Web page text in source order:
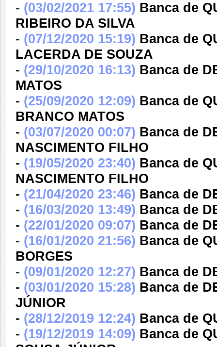
- (03/02/2021 17:55) Banca de
RIBEIRO DA SILVA
- (07/12/2020 15:19) Banca de
LACERDA DE SOUZA
- (29/10/2020 16:13) Banca de
MATOS
- (25/09/2020 12:09) Banca de
BRANCO MATOS
- (03/07/2020 00:07) Banca de
NASCIMENTO FILHO
- (19/05/2020 23:40) Banca de
NASCIMENTO FILHO
- (21/04/2020 23:46) Banca de
- (16/03/2020 13:49) Banca de
- (22/01/2020 09:07) Banca de
- (16/01/2020 21:56) Banca de
BORGES
- (09/01/2020 12:27) Banca de
- (03/01/2020 15:28) Banca de
JÚNIOR
- (28/12/2019 12:24) Banca de
- (19/12/2019 14:09) Banca de